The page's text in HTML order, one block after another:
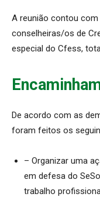
A reunião contou
conselheiras/os de
especial do Cfess,
De acordo com as
foram feitos os
– Organizar uma
em defesa do
trabalho